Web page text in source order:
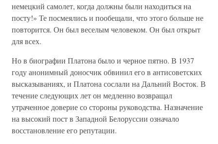
немецкий самолет, когда должны были находиться на
посту!» Те посмеялись и пообещали, что этого больше не
повторится. Он был веселым человеком. Он был открыт
для всех.
Но в биографии Платона было и черное пятно. В 1937
году анонимный доносчик обвинил его в антисоветских
высказываниях, и Платона сослали на Дальний Восток. В
течение следующих лет он медленно возвращал
утраченное доверие со стороны руководства. Назначение
на высокий пост в Западной Белоруссии означало
восстановление его репутации.